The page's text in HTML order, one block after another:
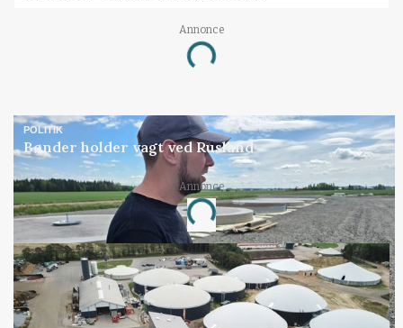
Annonce
Loading...
POLITIK
Bønder holder vagt ved Rusland
Annonce
Loading...